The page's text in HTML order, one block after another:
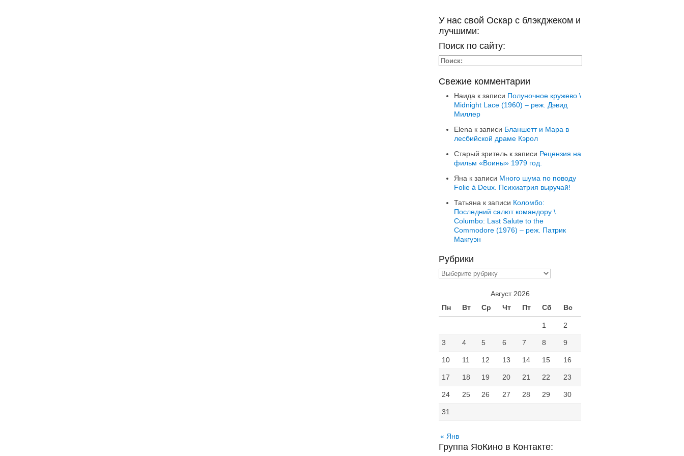
У нас свой Оскар с блэкджеком и
лучшими:
Поиск по сайту:
Свежие комментарии
Наида к записи Полуночное кружево \
Midnight Lace (1960) – реж. Дэвид
Миллер
Elena к записи Бланшетт и Мара в
лесбийской драме Кэрол
Старый зритель к записи Рецензия на
фильм «Воины» 1979 год.
Яна к записи Много шума по поводу
Folie à Deux. Психиатрия выручай!
Татьяна к записи Коломбо:
Последний салют командору \
Columbo: Last Salute to the
Commodore (1976) – реж. Патрик
Макгуэн
Рубрики
Рубрики
Август 2026
Пн
Вт Ср Чт Пт Сб Вс
1 2
3 4 5 6 7 8 9
10 11 12 13 14 15 16
17 18 19 20 21 22 23
24 25 26 27 28 29 30
31
« Янв
Группа ЯоКино в Контакте: